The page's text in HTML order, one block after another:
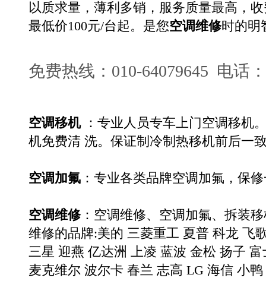
以质求量，薄利多销，服务质量最高，
最低价100元/台起。是您空调维修时的明
免费热线：010-64079645 电话
空调移机 ：专业人员专车上门空调移机
机免费清 洗。保证制冷制热移机前后一
空调加氟：专业各类品牌空调加氟，保
空调维修： 空调维修、空调加氟、拆装
维修的品牌:美的 三菱重工 夏普 科龙 飞
三星 迎燕 亿达洲 上凌 蓝波 金松 扬子 富
麦克维尔 波尔卡 春兰 志高 LG 海信 小鸭